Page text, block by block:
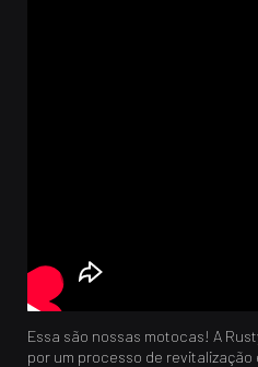
Essa são nossas motocas! A
por um processo de revitalização